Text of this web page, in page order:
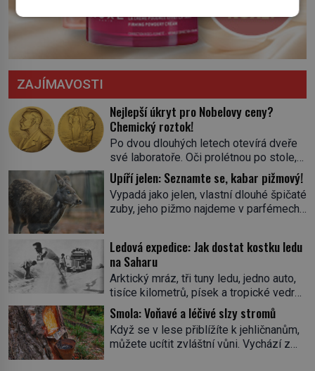
ZAJÍMAVOSTI
Nejlepší úkryt pro Nobelovy ceny?
Chemický roztok!
Po dvou dlouhých letech otevírá dveře
své laboratoře. Oči prolétnou po stole,
aby pak ulpěly na regálu, kde se nachází
všemožné látky. Hledá žluto-oranžovou
tekutinu, jakmile ji zahlédne, nesmírně
se mu uleví. Teď může svůj plán
skrývá směs s názvem lučavka
královská. Svůj přídomek nemá pro nic
za nic, […]
Upíří jelen: Seznamte se, kabar pižmový!
Vypadá jako jelen, vlastní dlouhé špičaté
zuby, jeho pižmo najdeme v parfémech
jediného zástupce zvířecí říše – kabara
pižmového. V Evropě ho jako první
popíše švédský botanik Carl Linné
(1707–1778), jenže v Asii o něm ví už
celá staletí. Zvíře připomíná jelena,
v kohoutku dosahuje […]
Ledová expedice: Jak dostat kostku ledu
na Saharu
Arktický mráz, tři tuny ledu, jedno auto,
tisíce kilometrů, písek a tropické vedro.
To je ve zkratce zdánlivě nesplnitelná
výzva, která se promění v úžasné
dobrodružství a důkaz, že nic není
nemožné. Vše začíná na podzim 1958
Smola: Voňavé a léčivé slzy stromů
Když se v lese přiblížíte k jehličnanům,
můžete ucítit zvláštní vůni. Vychází z